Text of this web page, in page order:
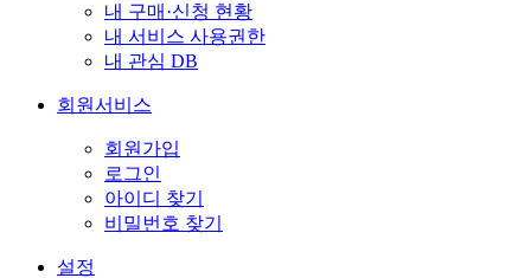
내 구매·신청 현황
내 서비스 사용권한
내 관심 DB
회원서비스
회원가입
로그인
아이디 찾기
비밀번호 찾기
설정